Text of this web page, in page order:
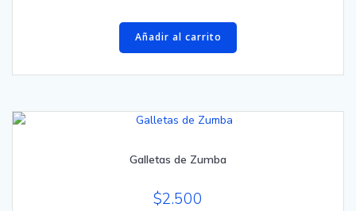
Añadir al carrito
Galletas de Zumba
$2.500